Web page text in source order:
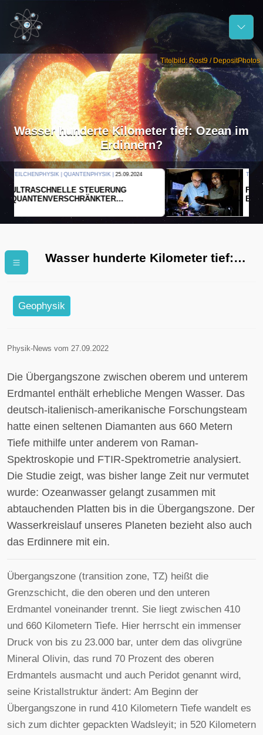
Titelbild: Rost9 / DepositPhotos
Wasser hunderte Kilometer tief: Ozean im
Erdinnern?
THERMODYNAMIK | WELLENLEHRE |23.09.2024
FORSCHER ERZEUGEN
EINDIMENSIONALES GAS AUS LICHT
Wasser hunderte Kilometer tief:
Geophysik
Physik-News vom 27.09.2022
Die Übergangszone zwischen oberem und unterem
Erdmantel enthält erhebliche Mengen Wasser. Das
deutsch-italienisch-amerikanische Forschungsteam
hatte einen seltenen Diamanten aus 660 Metern
Tiefe mithilfe unter anderem von Raman-
Spektroskopie und FTIR-Spektrometrie analysiert.
Die Studie zeigt, was bisher lange Zeit nur vermutet
wurde: Ozeanwasser gelangt zusammen mit
abtauchenden Platten bis in die Übergangszone. Der
Wasserkreislauf unseres Planeten bezieht also auch
das Erdinnere mit ein.
Übergangszone (transition zone, TZ) heißt die
Grenzschicht, die den oberen und den unteren
Erdmantel voneinander trennt. Sie liegt zwischen 410
und 660 Kilometern Tiefe. Hier herrscht ein immenser
Druck von bis zu 23.000 bar, unter dem das olivgrüne
Mineral Olivin, das rund 70 Prozent des oberen
Erdmantels ausmacht und auch Peridot genannt wird,
seine Kristallstruktur ändert: Am Beginn der
Übergangszone in rund 410 Kilometern Tiefe wandelt es
sich zum dichter gepackten Wadsleyit; in 520 Kilometern